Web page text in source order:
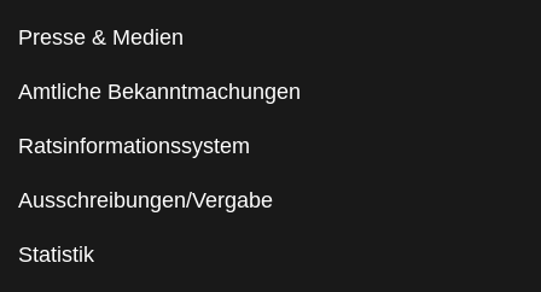
Presse & Medien
Amtliche Bekanntmachungen
Ratsinformationssystem
Ausschreibungen/Vergabe
Statistik